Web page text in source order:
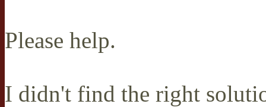
Please help.
I didn't find the right